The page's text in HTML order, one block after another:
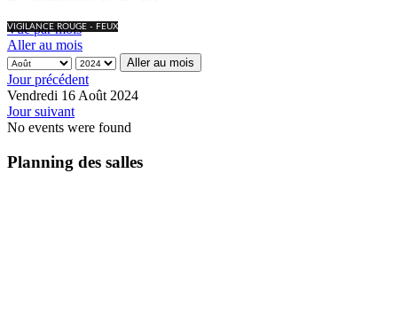
VIGILANCE ROUGE - FEUX
Vue par mois
Aller au mois
Aller au mois
Jour précédent
Vendredi 16 Août 2024
Jour suivant
No events were found
Planning des salles